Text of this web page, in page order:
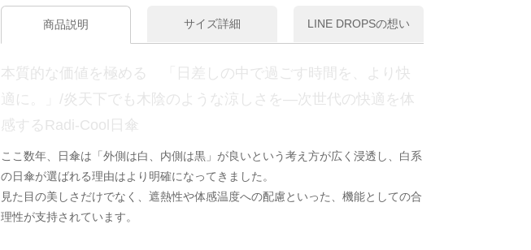
商品説明 サイズ詳細 LINE DROPSの想い
本質的な価値を極める 「日差しの中で過ごす時間を、より快
適に。」/炎天下でも木陰のような涼しさを―次世代の快適を体
感するRadi-Cool日傘
ここ数年、日傘は「外側は白、内側は黒」が良いという考え方が広く浸透し、白系
の日傘が選ばれる理由はより明確になってきました。
見た目の美しさだけでなく、遮熱性や体感温度への配慮といった、機能としての合
理性が支持されています。